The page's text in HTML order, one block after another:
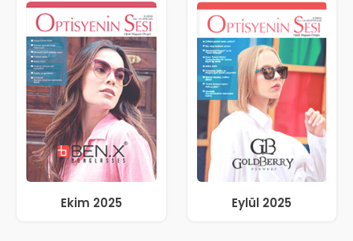
Ekim 2025 Eylül 2025